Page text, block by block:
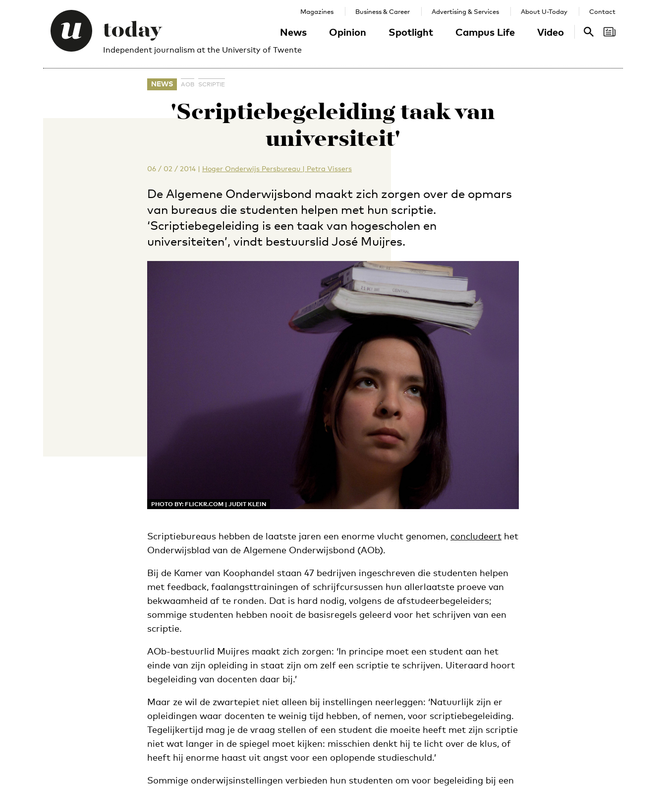
Independent journalism at the University of Twente
News Opinion Spotlight Campus Life Video
Magazines Business & Career Advertising & Services About U-Today Contact
Search
NEWS AOB SCRIPTIE
'Scriptiebegeleiding taak van
universiteit'
06 / 02 / 2014 | Hoger Onderwijs Persbureau | Petra Vissers
De Algemene Onderwijsbond maakt zich zorgen over de opmars
van bureaus die studenten helpen met hun scriptie.
‘Scriptiebegeleiding is een taak van hogescholen en
universiteiten’, vindt bestuurslid José Muijres.
PHOTO BY: FLICKR.COM | JUDIT KLEIN
Scriptiebureaus hebben de laatste jaren een enorme vlucht genomen, concludeert het
Onderwijsblad van de Algemene Onderwijsbond (AOb).
Bij de Kamer van Koophandel staan 47 bedrijven ingeschreven die studenten helpen
met feedback, faalangsttrainingen of schrijfcursussen hun allerlaatste proeve van
bekwaamheid af te ronden. Dat is hard nodig, volgens de afstudeerbegeleiders;
sommige studenten hebben nooit de basisregels geleerd voor het schrijven van een
scriptie.
AOb-bestuurlid Muijres maakt zich zorgen: ‘In principe moet een student aan het
einde van zijn opleiding in staat zijn om zelf een scriptie te schrijven. Uiteraard hoort
begeleiding van docenten daar bij.’
Maar ze wil de zwartepiet niet alleen bij instellingen neerleggen: ‘Natuurlijk zijn er
opleidingen waar docenten te weinig tijd hebben, of nemen, voor scriptiebegeleiding.
Tegelijkertijd mag je de vraag stellen of een student die moeite heeft met zijn scriptie
niet wat langer in de spiegel moet kijken: misschien denkt hij te licht over de klus, of
heeft hij enorme haast uit angst voor een oplopende studieschuld.’
Sommige onderwijsinstellingen verbieden hun studenten om voor begeleiding bij een